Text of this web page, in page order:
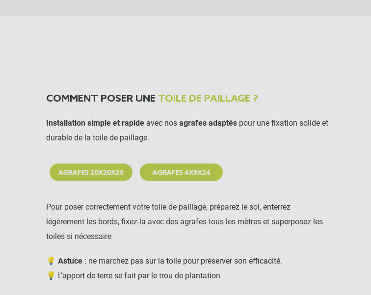
COMMENT POSER UNE TOILE DE PAILLAGE ?
Installation simple et rapide avec nos agrafes adaptés pour une fixation solide et
durable de la toile de paillage.
Pour poser correctement votre toile de paillage, préparez le sol, enterrez
légèrement les bords, fixez-la avec des agrafes tous les mètres et superposez les
toiles si nécessaire
💡 Astuce : ne marchez pas sur la toile pour préserver son efficacité.
💡 L'apport de terre se fait par le trou de plantation